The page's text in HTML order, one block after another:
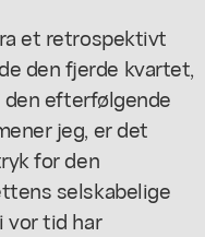
et retrospektivt
den fjerde kvartet,
efterfølgende
jeg, er det
for den
selskabelige
vor tid har